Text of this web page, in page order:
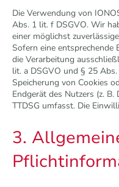
Die Verwendung von
Abs. 1 lit. f DSGVO. Wir
einer möglichst
Sofern eine
die Verarbeitung
lit. a DSGVO und § 25
Speicherung von Cookies
Endgerät des Nutzers (z.
TTDSG umfasst. Die
3.